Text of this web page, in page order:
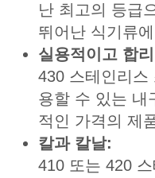
난 최고의 등급
뛰어난 식기류
실용적이고 합
430 스테인리스
용할 수 있는 내
적인 가격의 제
칼과 칼날:
410 또는 420